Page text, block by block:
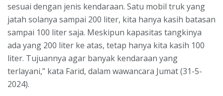
sesuai dengan jenis kendaraan. Satu mobil truk yang
jatah solanya sampai 200 liter, kita hanya kasih batasan
sampai 100 liter saja. Meskipun kapasitas tangkinya
ada yang 200 liter ke atas, tetap hanya kita kasih 100
liter. Tujuannya agar banyak kendaraan yang
terlayani,” kata Farid, dalam wawancara Jumat (31-5-
2024).